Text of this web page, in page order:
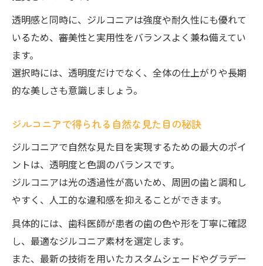
透明感と同時に、ジルコニアは強度や耐久性にも優れて
いるため、審美性と実用性をバランスよく兼ね備えてい
ます。
選択時には、透明度だけでなく、全体の仕上がりや長期
的な美しさも意識しましょう。
ジルコニアで得られる自然な見た目の秘訣
ジルコニアで自然な見た目を実現するための最大のポイ
ントは、透明度と色調のバランスです。
ジルコニアは光の透過性が高いため、周囲の歯と調和し
やすく、人工的な違和感を抑えることができます。
具体的には、歯科医師が患者の歯の色や形を丁寧に確認
し、最適なジルコニア素材を選定します。
また、最新の技術を用いたカスタムシェードやグラデー